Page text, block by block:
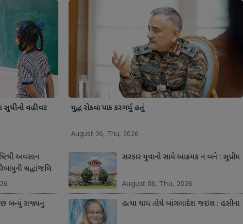
સુધીનો વહીવટ
અવસાન
શ્રદ્ધાંજલિ
બન્યું રાજ્યનું
યુદ્ધ રોકવા પાક કરગર્યું હતું
August 06, Thu, 2026
સરકાર યુવાનો સામે આક્રમક ન બને : સુપ્રીમ
August 06, Thu, 2026
હત્યા થાય તોયે બાંગલાદેશ જઇશ : હસીના